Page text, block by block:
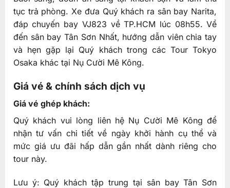
tục trả phòng. Xe đưa Quý khách ra sân bay Narita,
đáp chuyến bay VJ823 về TP.HCM lúc 08h55. Về
đến sân bay Tân Sơn Nhất, hướng dẫn viên chia tay
và hẹn gặp lại Quý khách trong các Tour Tokyo
Osaka khác tại Nụ Cười Mê Kông.
Giá vé & chính sách dịch vụ
Giá vé ghép khách:
Quý khách vui lòng liên hệ Nụ Cười Mê Kông để
nhận tư vấn chi tiết về ngày khởi hành cụ thể và
mức giá ưu đãi hấp dẫn gần nhất dành riêng cho
tour này.
Lưu ý: Quý khách tập trung tại sân bay Tân Sơn